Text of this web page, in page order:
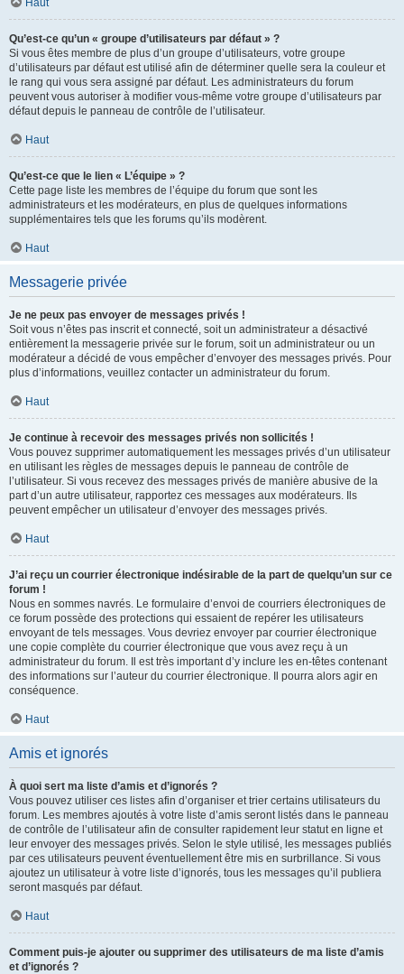
Haut
Qu’est-ce qu’un « groupe d’utilisateurs par défaut » ?
Si vous êtes membre de plus d’un groupe d’utilisateurs, votre groupe
d’utilisateurs par défaut est utilisé afin de déterminer quelle sera la couleur et
le rang qui vous sera assigné par défaut. Les administrateurs du forum
peuvent vous autoriser à modifier vous-même votre groupe d’utilisateurs par
défaut depuis le panneau de contrôle de l’utilisateur.
Haut
Qu’est-ce que le lien « L’équipe » ?
Cette page liste les membres de l’équipe du forum que sont les
administrateurs et les modérateurs, en plus de quelques informations
supplémentaires tels que les forums qu’ils modèrent.
Haut
Messagerie privée
Je ne peux pas envoyer de messages privés !
Soit vous n’êtes pas inscrit et connecté, soit un administrateur a désactivé
entièrement la messagerie privée sur le forum, soit un administrateur ou un
modérateur a décidé de vous empêcher d’envoyer des messages privés. Pour
plus d’informations, veuillez contacter un administrateur du forum.
Haut
Je continue à recevoir des messages privés non sollicités !
Vous pouvez supprimer automatiquement les messages privés d’un utilisateur
en utilisant les règles de messages depuis le panneau de contrôle de
l’utilisateur. Si vous recevez des messages privés de manière abusive de la
part d’un autre utilisateur, rapportez ces messages aux modérateurs. Ils
peuvent empêcher un utilisateur d’envoyer des messages privés.
Haut
J’ai reçu un courrier électronique indésirable de la part de quelqu’un sur ce
forum !
Nous en sommes navrés. Le formulaire d’envoi de courriers électroniques de
ce forum possède des protections qui essaient de repérer les utilisateurs
envoyant de tels messages. Vous devriez envoyer par courrier électronique
une copie complète du courrier électronique que vous avez reçu à un
administrateur du forum. Il est très important d’y inclure les en-têtes contenant
des informations sur l’auteur du courrier électronique. Il pourra alors agir en
conséquence.
Haut
Amis et ignorés
À quoi sert ma liste d’amis et d’ignorés ?
Vous pouvez utiliser ces listes afin d’organiser et trier certains utilisateurs du
forum. Les membres ajoutés à votre liste d’amis seront listés dans le panneau
de contrôle de l’utilisateur afin de consulter rapidement leur statut en ligne et
leur envoyer des messages privés. Selon le style utilisé, les messages publiés
par ces utilisateurs peuvent éventuellement être mis en surbrillance. Si vous
ajoutez un utilisateur à votre liste d’ignorés, tous les messages qu’il publiera
seront masqués par défaut.
Haut
Comment puis-je ajouter ou supprimer des utilisateurs de ma liste d’amis
et d’ignorés ?